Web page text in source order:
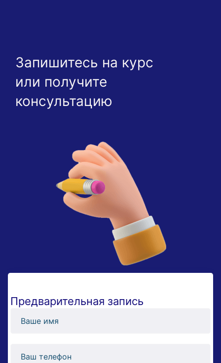
Запишитесь на курс
или получите
консультацию
Предварительная запись